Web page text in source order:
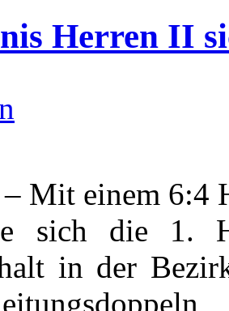
Herren II
Mit einem 6:4
sich die 1.
in der